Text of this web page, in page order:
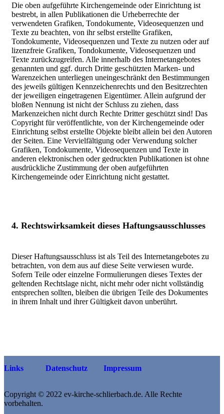
Die oben aufgeführte Kirchengemeinde oder Einrichtung ist
bestrebt, in allen Publikationen die Urheberrechte der
verwendeten Grafiken, Tondokumente, Videosequenzen und
Texte zu beachten, von ihr selbst erstellte Grafiken,
Tondokumente, Videosequenzen und Texte zu nutzen oder auf
lizenzfreie Grafiken, Tondokumente, Videosequenzen und
Texte zurückzugreifen. Alle innerhalb des Internetangebotes
genannten und ggf. durch Dritte geschützten Marken- und
Warenzeichen unterliegen uneingeschränkt den Bestimmungen
des jeweils gültigen Kennzeichenrechts und den Besitzrechten
der jeweiligen eingetragenen Eigentümer. Allein aufgrund der
bloßen Nennung ist nicht der Schluss zu ziehen, dass
Markenzeichen nicht durch Rechte Dritter geschützt sind! Das
Copyright für veröffentlichte, von der Kirchengemeinde oder
Einrichtung selbst erstellte Objekte bleibt allein bei den Autoren
der Seiten. Eine Vervielfältigung oder Verwendung solcher
Grafiken, Tondokumente, Videosequenzen und Texte in
anderen elektronischen oder gedruckten Publikationen ist ohne
ausdrückliche Zustimmung der oben aufgeführten
Kirchengemeinde oder Einrichtung nicht gestattet.
4. Rechtswirksamkeit dieses Haftungsausschlusses
Dieser Haftungsausschluss ist als Teil des Internetangebotes zu
betrachten, von dem aus auf diese Seite verwiesen wurde.
Sofern Teile oder einzelne Formulierungen dieses Textes der
geltenden Rechtslage nicht, nicht mehr oder nicht vollständig
entsprechen sollten, bleiben die übrigen Teile des Dokumentes
in ihrem Inhalt und ihrer Gültigkeit davon unberührt.
Links Datenschutz Impressum
Copyright © 2022 ev-kirche-schlierbach.de. Alle Rechte
vorbehalten.